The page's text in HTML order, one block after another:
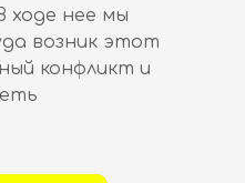
ходе нее мы
возник этот
конфликт и